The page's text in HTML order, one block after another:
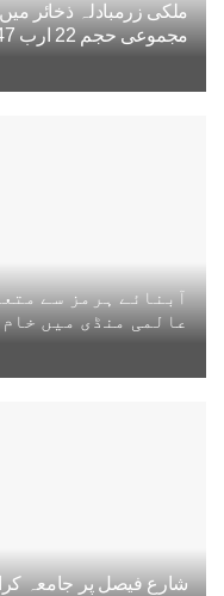
مجموعی حجم 22 ارب 47 کروڑ ڈالر تک پہنچ گیا
آبنائے ہرمز سے
عالمی منڈی میں
شارع فیصل پر جامعہ